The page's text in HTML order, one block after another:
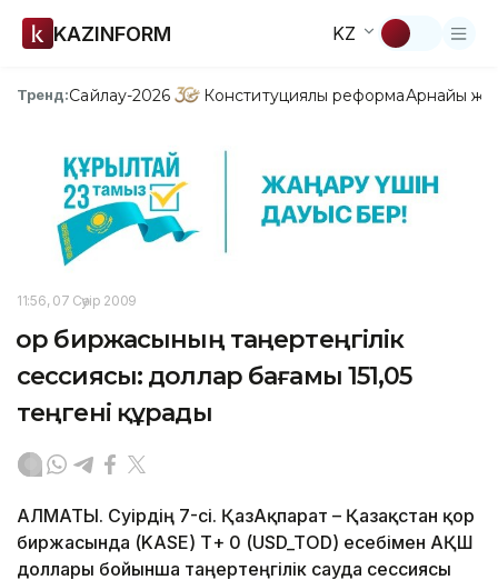
KAZINFORM KZ
Тренд:Сайлау-2026 Конституциялық реформаАрнайы
11:56, 07 Сәуір 2009
Қор биржасының таңертеңгілік
сессиясы: доллар бағамы 151,05
теңгені құрады
АЛМАТЫ. Сәуірдің 7-сі. ҚазАқпарат – Қазақстан қор
биржасында (KASE) Т+ 0 (USD_TOD) есебімен АҚШ
доллары бойынша таңертеңгілік сауда сессиясы